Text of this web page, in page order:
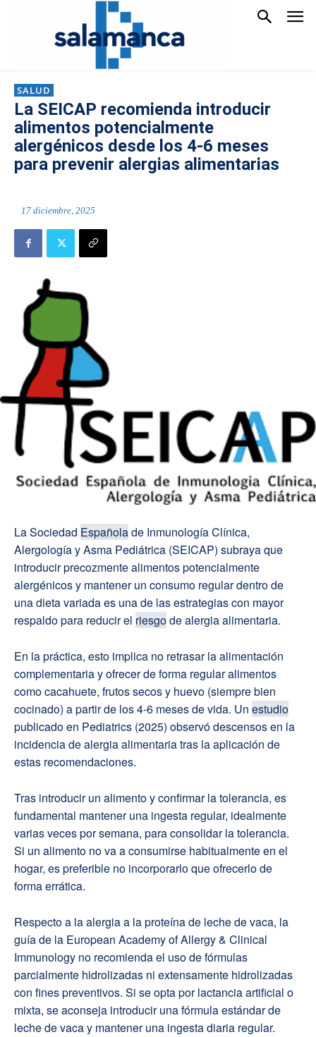
SALUD
La SEICAP recomienda introducir
alimentos potencialmente
alergénicos desde los 4-6 meses
para prevenir alergias alimentarias
17 diciembre, 2025
La Sociedad Españolade Inmunología Clínica,
Alergología y Asma Pediátrica (SEICAP) subraya que
introducir precozmente alimentos potencialmente
alergénicos y mantener un consumo regular dentro de
una dieta variada es una de las estrategias con mayor
respaldo para reducir el riesgode alergia alimentaria.
En la práctica, esto implica no retrasar la alimentación
complementaria y ofrecer de forma regular alimentos
como cacahuete, frutos secos y huevo (siempre bien
cocinado) a partir de los 4-6 meses de vida. Un estudio
publicado en Pediatrics (2025) observó descensos en la
incidencia de alergia alimentaria tras la aplicación de
estas recomendaciones.
Tras introducir un alimento y confirmar la tolerancia, es
fundamental mantener una ingesta regular, idealmente
varias veces por semana, para consolidar la tolerancia.
Si un alimento no va a consumirse habitualmente en el
hogar, es preferible no incorporarlo que ofrecerlo de
forma errática.
Respecto a la alergia a la proteína de leche de vaca, la
guía de la European Academy of Allergy & Clinical
Immunology no recomienda el uso de fórmulas
parcialmente hidrolizadas ni extensamente hidrolizadas
con fines preventivos. Si se opta por lactancia artificial o
mixta, se aconseja introducir una fórmula estándar de
leche de vaca y mantener una ingesta diaria regular.